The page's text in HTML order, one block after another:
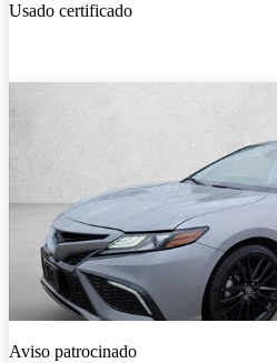
Usado certificado
Aviso patrocinado